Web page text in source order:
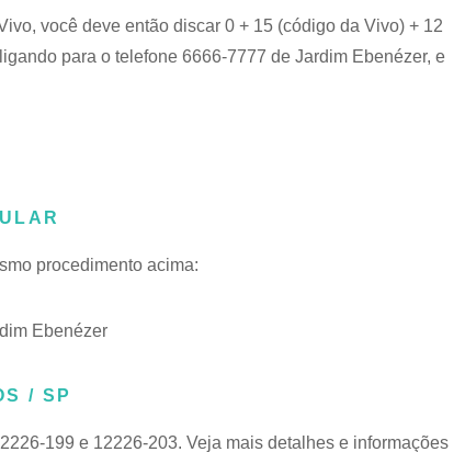
você deve então discar 0 + 15 (código da Vivo) + 12
para o telefone 6666-7777 de Jardim Ebenézer, e
procedimento acima:
Ebenézer
/ SP
199 e 12226-203. Veja mais detalhes e informações